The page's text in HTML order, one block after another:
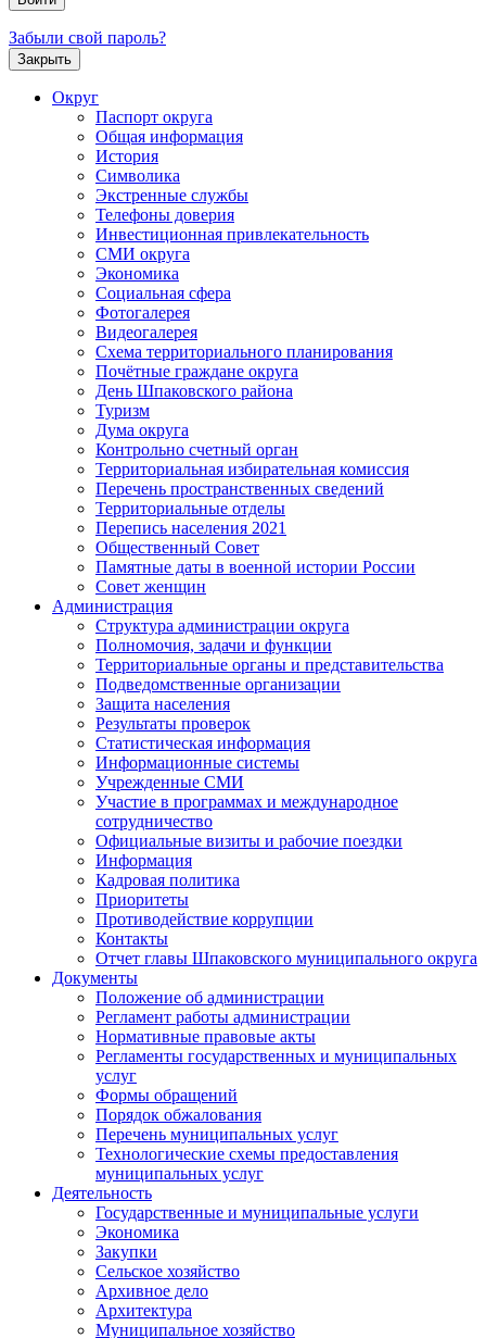
Забыли свой пароль?
Закрыть
Округ
Паспорт округа
Общая информация
История
Символика
Экстренные службы
Телефоны доверия
Инвестиционная привлекательность
СМИ округа
Экономика
Социальная сфера
Фотогалерея
Видеогалерея
Схема территориального планирования
Почётные граждане округа
День Шпаковского района
Туризм
Дума округа
Контрольно счетный орган
Территориальная избирательная комиссия
Перечень пространственных сведений
Территориальные отделы
Перепись населения 2021
Общественный Совет
Памятные даты в военной истории России
Совет женщин
Администрация
Структура администрации округа
Полномочия, задачи и функции
Территориальные органы и представительства
Подведомственные организации
Защита населения
Результаты проверок
Статистическая информация
Информационные системы
Учрежденные СМИ
Участие в программах и международное
сотрудничество
Официальные визиты и рабочие поездки
Информация
Кадровая политика
Приоритеты
Противодействие коррупции
Контакты
Отчет главы Шпаковского муниципального округа
Документы
Положение об администрации
Регламент работы администрации
Нормативные правовые акты
Регламенты государственных и муниципальных
услуг
Формы обращений
Порядок обжалования
Перечень муниципальных услуг
Технологические схемы предоставления
муниципальных услуг
Деятельность
Государственные и муниципальные услуги
Экономика
Закупки
Сельское хозяйство
Архивное дело
Архитектура
Муниципальное хозяйство